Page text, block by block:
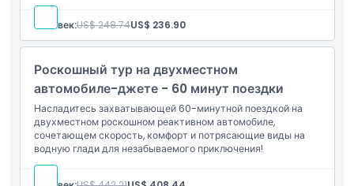
Не подходит для
Часы работы
Вещи, которые нужно знать
Местоположение
Человек:US$ 248.74US$ 236.90
Роскошный тур на двухместном
автомобиле-джете - 60 минут поездки
Насладитесь захватывающей 60-минутной поездкой на
двухместном роскошном реактивном автомобиле,
сочетающем скорость, комфорт и потрясающие виды на
водную глади для незабываемого приключения!